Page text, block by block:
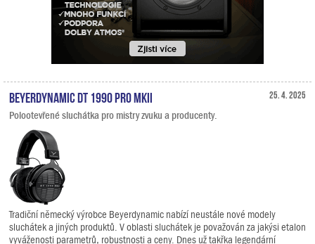
25. 4. 2025
Beyerdynamic DT 1990 PRO MKII
Polootevřené sluchátka pro mistry zvuku a producenty.
Tradiční německý výrobce Beyerdynamic nabízí neustále nové modely
sluchátek a jiných produktů. V oblasti sluchátek je považován za jakýsi etalon
vyváženosti parametrů, robustnosti a ceny. Dnes už takřka legendární